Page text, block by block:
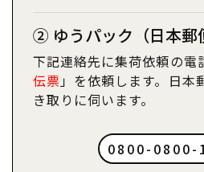
② ゆうパック（日本郵
下記連絡先に集荷依頼の電
伝票 」を依頼します。日本
き取りに伺います。
0800-0800-